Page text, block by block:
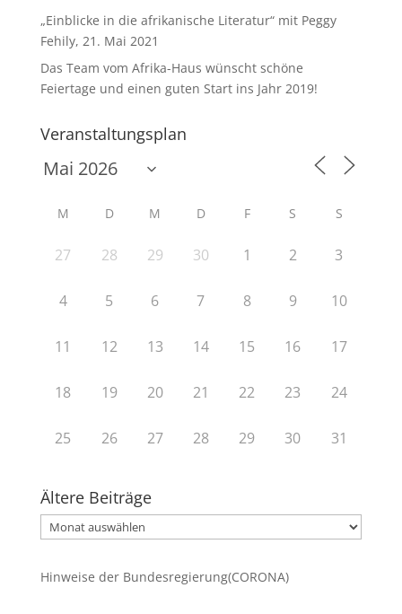
„Einblicke in die afrikanische Literatur“ mit Peggy
Fehily, 21. Mai 2021
Das Team vom Afrika-Haus wünscht schöne
Feiertage und einen guten Start ins Jahr 2019!
Veranstaltungsplan
M D M D F S S
27 28 29 30 1 2 3
4 5 6 7 8 9 10
11 12 13 14 15 16 17
18 19 20 21 22 23 24
25 26 27 28 29 30 31
Ältere Beiträge
Ältere
Beiträge
Hinweise der Bundesregierung(CORONA)